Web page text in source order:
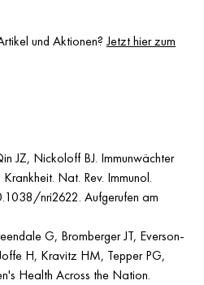
und Aktionen? Jetzt hier zum
JZ, Nickoloff BJ. Immunwächter
Nat. Rev. Immunol.
nri2622. Aufgerufen am
G, Bromberger JT, Everson-
H, Kravitz HM, Tepper PG,
Health Across the Nation.